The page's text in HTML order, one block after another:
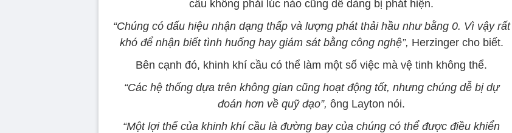
cầu không phải lúc nào cũng dễ dàng bị phát hiện.
“Chúng có dấu hiệu nhận dạng thấp và lượng phát thải hầu như bằng 0. Vì vậy rất
khó để nhận biết tình huống hay giám sát bằng công nghệ”, Herzinger cho biết.
Bên cạnh đó, khinh khí cầu có thể làm một số việc mà vệ tinh không thể.
“Các hệ thống dựa trên không gian cũng hoạt động tốt, nhưng chúng dễ bị dự
đoán hơn về quỹ đạo”, ông Layton nói.
“Một lợi thế của khinh khí cầu là đường bay của chúng có thể được điều khiển